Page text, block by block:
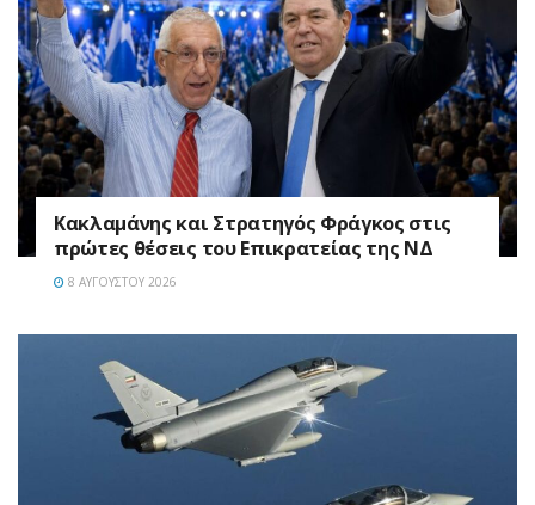
Κακλαμάνης και Στρατηγός Φράγκος στις
πρώτες θέσεις του Επικρατείας της ΝΔ
8 ΑΥΓΟΎΣΤΟΥ 2026